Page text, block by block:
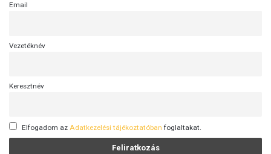
Email
Vezetéknév
Keresztnév
Elfogadom az Adatkezelési tájékoztatóban foglaltakat.